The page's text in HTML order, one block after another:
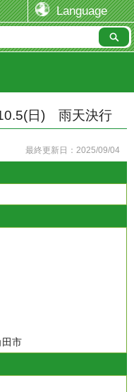
Language
日) 雨天決行
最終更新日：2025/09/04
田市